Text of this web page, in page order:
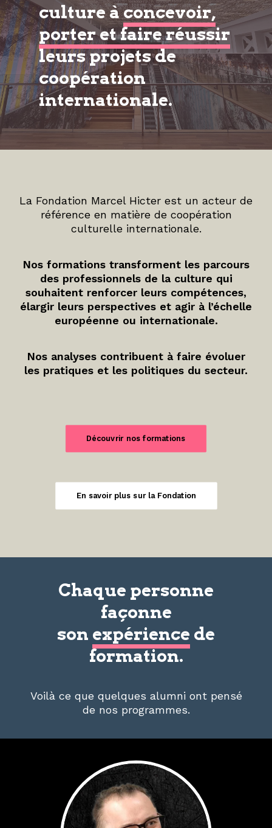
culture àconcevoir,
porter et faire réussir
leurs projets de
coopération
internationale.
La Fondation Marcel Hicter est un acteur de
référence en matière de coopération
culturelle internationale.
Nos formations transforment les parcours
des professionnels de la culture qui
souhaitent renforcer leurs compétences,
élargir leurs perspectives et agir à l’échelle
européenne ou internationale.
Nos analyses contribuent à faire évoluer
les pratiques et les politiques du secteur.
Découvrir nos formations
En savoir plus sur la Fondation
Chaque personne
façonne
son expérience de
formation.
Voilà ce que quelques alumni ont pensé
de nos programmes.